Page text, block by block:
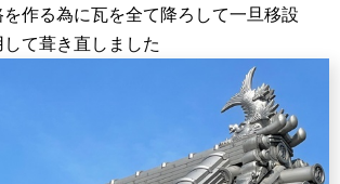
作る為に瓦を全て降ろして一旦移設
て葺き直しました